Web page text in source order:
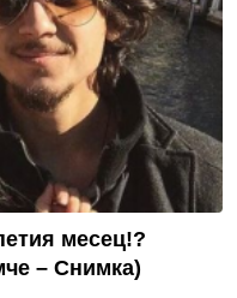
месец!?
– Снимка)